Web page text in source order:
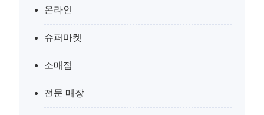
온라인
슈퍼마켓
소매점
전문 매장